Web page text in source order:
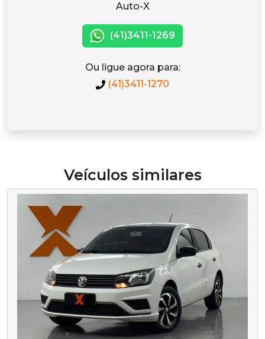
Auto-X
(41)3411-1269
Ou ligue agora para:
(41)3411-1270
Veículos similares